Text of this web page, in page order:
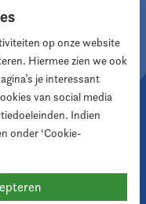
op onze website
Hiermee zien we ook
je interessant
van social media
Indien
onder ‘Cookie-